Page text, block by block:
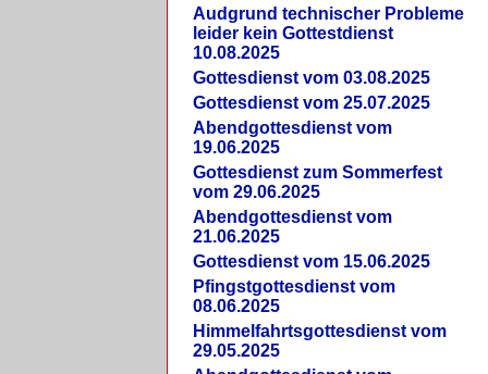
Audgrund technischer Probleme
leider kein Gottestdienst
10.08.2025
Gottesdienst vom 03.08.2025
Gottesdienst vom 25.07.2025
Abendgottesdienst vom
19.06.2025
Gottesdienst zum Sommerfest
vom 29.06.2025
Abendgottesdienst vom
21.06.2025
Gottesdienst vom 15.06.2025
Pfingstgottesdienst vom
08.06.2025
Himmelfahrtsgottesdienst vom
29.05.2025